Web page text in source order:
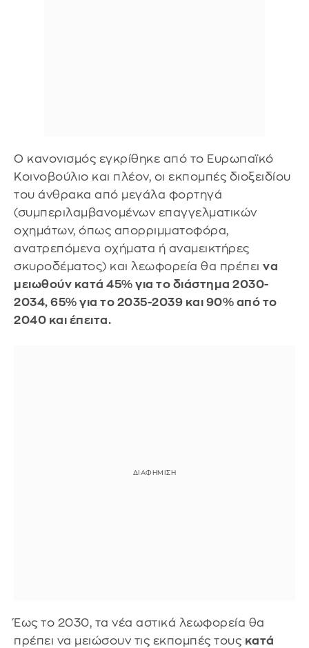
Ο κανονισμός εγκρίθηκε από το Ευρωπαϊκό
Κοινοβούλιο και πλέον, οι εκπομπές διοξειδίου
του άνθρακα από μεγάλα φορτηγά
(συμπεριλαμβανομένων επαγγελματικών
οχημάτων, όπως απορριμματοφόρα,
ανατρεπόμενα οχήματα ή αναμεικτήρες
σκυροδέματος) και λεωφορεία θα πρέπει να
μειωθούν κατά 45% για το διάστημα 2030-
2034, 65% για το 2035-2039 και 90% από το
2040 και έπειτα.
Έως το 2030, τα νέα αστικά λεωφορεία θα
πρέπει να μειώσουν τις εκπομπές τους κατά